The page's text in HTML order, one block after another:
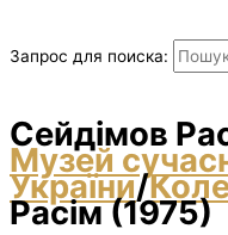
Запрос для поиска:
Сейдімов
Музей
України/
Расім (1975)